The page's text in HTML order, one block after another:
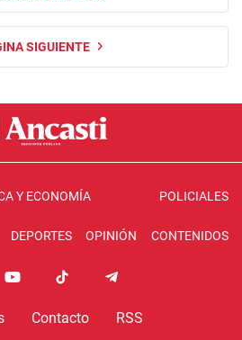
SIGUIENTE
Y ECONOMÍA POLICIALES
DEPORTES OPINIÓN CONTENIDOS
Contacto RSS